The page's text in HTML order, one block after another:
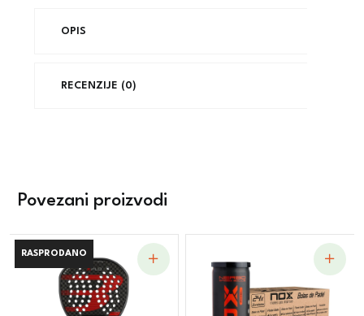
OPIS
RECENZIJE (0)
Povezani proizvodi
RASPRODANO
RASPRODANO